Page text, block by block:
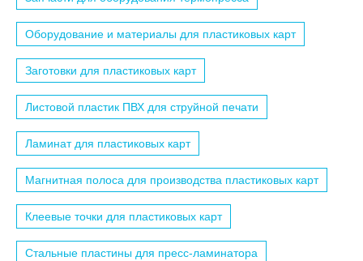
Оборудование и материалы для пластиковых карт
Заготовки для пластиковых карт
Листовой пластик ПВХ для струйной печати
Ламинат для пластиковых карт
Магнитная полоса для производства пластиковых карт
Клеевые точки для пластиковых карт
Стальные пластины для пресс-ламинатора